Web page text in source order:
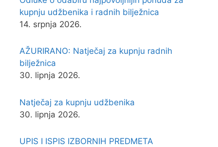
kupnju udžbenika i radnih bilježnica
14. srpnja 2026.
AŽURIRANO: Natječaj za kupnju radnih
bilježnica
30. lipnja 2026.
Natječaj za kupnju udžbenika
30. lipnja 2026.
UPIS I ISPIS IZBORNIH PREDMETA